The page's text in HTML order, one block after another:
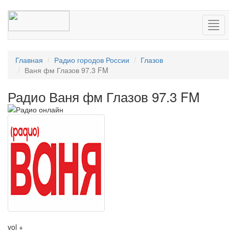
Главная Радио городов России
Глазов
Ваня фм Глазов 97.3 FM
Радио Ваня фм Глазов 97.3 FM
vol +